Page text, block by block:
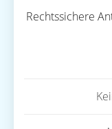
Rechtssichere